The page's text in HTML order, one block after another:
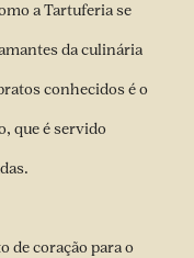
a Tartuferia se
da culinária
conhecidos é o
que é servido
de coração para o